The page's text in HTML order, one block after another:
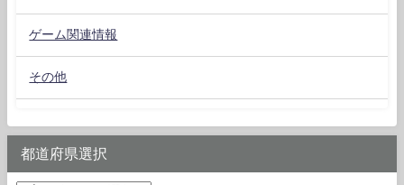
ゲーム関連情報
その他
都道府県選択